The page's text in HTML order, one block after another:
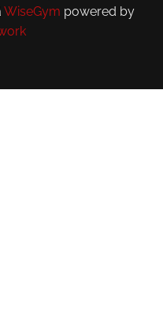
WiseGym powered by